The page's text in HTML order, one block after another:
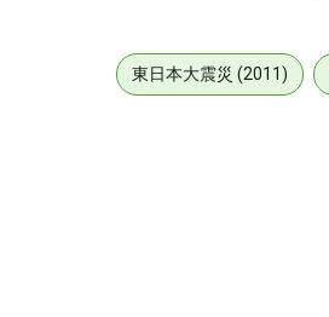
東日本大震災 (2011)